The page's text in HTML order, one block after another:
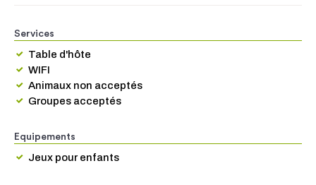
Services
Table d'hôte
WIFI
Animaux non acceptés
Groupes acceptés
Equipements
Jeux pour enfants